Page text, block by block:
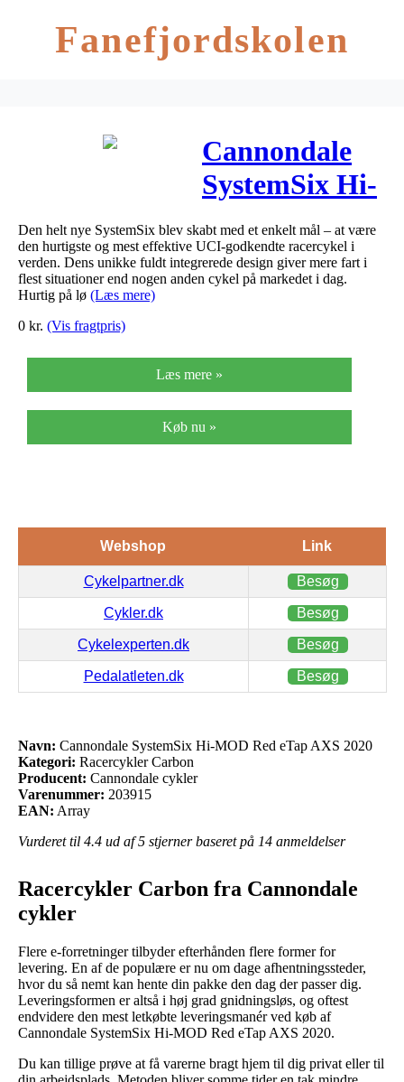
Fanefjordskolen
Cannondale
SystemSix Hi-
MOD Red
eTap AXS
2020
Den helt nye SystemSix blev skabt med et enkelt mål – at være
den hurtigste og mest effektive UCI-godkendte racercykel i
verden. Dens unikke fuldt integrerede design giver mere fart i
flest situationer end nogen anden cykel på markedet i dag.
Hurtig på lø (Læs mere)
0 kr. (Vis fragtpris)
Læs mere »
Køb nu »
Webshop Link
Cykelpartner.dk Besøg
Cykler.dk Besøg
Cykelexperten.dk Besøg
Pedalatleten.dk Besøg
Navn: Cannondale SystemSix Hi-MOD Red eTap AXS 2020
Kategori: Racercykler Carbon
Producent: Cannondale cykler
Varenummer: 203915
EAN: Array
Vurderet til 4.4 ud af 5 stjerner baseret på 14 anmeldelser
Racercykler Carbon fra Cannondale
cykler
Flere e-forretninger tilbyder efterhånden flere former for
levering. En af de populære er nu om dage afhentningssteder,
hvor du så nemt kan hente din pakke den dag der passer dig.
Leveringsformen er altså i høj grad gnidningsløs, og oftest
endvidere den mest letkøbte leveringsmanér ved køb af
Cannondale SystemSix Hi-MOD Red eTap AXS 2020.
Du kan tillige prøve at få varerne bragt hjem til dig privat eller til